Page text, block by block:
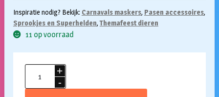
Inspiratie nodig? Bekijk: Carnavals maskers, Pasen accessoires,
Sprookjes en Superhelden,Themafeest dieren
11 op voorraad
konijn